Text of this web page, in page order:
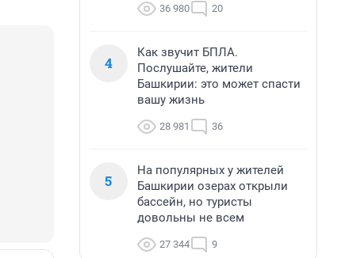
36 980 20
4
Как звучит БПЛА.
Послушайте, жители
Башкирии: это может спасти
вашу жизнь
28 981 36
5
На популярных у жителей
Башкирии озерах открыли
бассейн, но туристы
довольны не всем
27 344 9